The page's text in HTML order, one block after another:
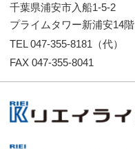
千葉県浦安市入船1-5-2
プライムタワー新浦安14階
TEL 047-355-8181（代）
FAX 047-355-8041